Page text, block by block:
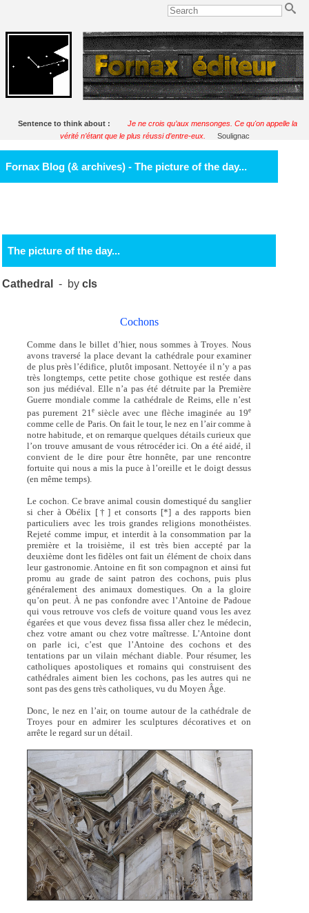
Sentence to think about :
Je ne crois qu’aux mensonges. Ce qu'on appelle la
vérité n’étant que le plus réussi d’entre-eux.
Soulignac
Fornax Blog (& archives) - The picture of the day...
The picture of the day...
Cathedral - bycls
Cochons
Comme dans le billet d’hier, nous sommes à Troyes. Nous
avons traversé la place devant la cathédrale pour examiner
de plus près l’édifice, plutôt imposant. Nettoyée il n’y a pas
très longtemps, cette petite chose gothique est restée dans
son jus médiéval. Elle n’a pas été détruite par la Première
Guerre mondiale comme la cathédrale de Reims, elle n’est
pas purement 21esiècle avec une flèche imaginée au 19e
comme celle de Paris. On fait le tour, le nez en l’air comme à
notre habitude, et on remarque quelques détails curieux que
l’on trouve amusant de vous rétrocéder ici. On a été aidé, il
convient de le dire pour être honnête, par une rencontre
fortuite qui nous a mis la puce à l’oreille et le doigt dessus
(en même temps).
Le cochon. Ce brave animal cousin domestiqué du sanglier
si cher à Obélix [†] et consorts [*] a des rapports bien
particuliers avec les trois grandes religions monothéistes.
Rejeté comme impur, et interdit à la consommation par la
première et la troisième, il est très bien accepté par la
deuxième dont les fidèles ont fait un élément de choix dans
leur gastronomie. Antoine en fit son compagnon et ainsi fut
promu au grade de saint patron des cochons, puis plus
généralement des animaux domestiques. On a la gloire
qu’on peut. À ne pas confondre avec l’Antoine de Padoue
qui vous retrouve vos clefs de voiture quand vous les avez
égarées et que vous devez fissa fissa aller chez le médecin,
chez votre amant ou chez votre maîtresse. L’Antoine dont
on parle ici, c’est que l’Antoine des cochons et des
tentations par un vilain méchant diable. Pour résumer, les
catholiques apostoliques et romains qui construisent des
cathédrales aiment bien les cochons, pas les autres qui ne
sont pas des gens très catholiques, vu du Moyen Âge.
Donc, le nez en l’air, on tourne autour de la cathédrale de
Troyes pour en admirer les sculptures décoratives et on
arrête le regard sur un détail.